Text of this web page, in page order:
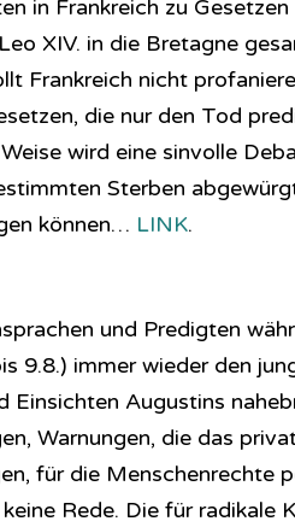
in Frankreich zu Gesetzen
XIV. in die Bretagne
Frankreich nicht
die nur den Tod
wird eine sinvolle
Sterben
können… LINK.
und Predigten
9.8.) immer wieder den
Einsichten Augustins
Warnungen, die das
für die Menschenrechte
Rede. Die für radikale